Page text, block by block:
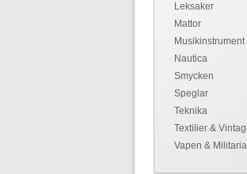
Leksaker
Mattor
Musikinstrument
Nautica
Smycken
Speglar
Teknika
Textilier &
Vapen & Militaria